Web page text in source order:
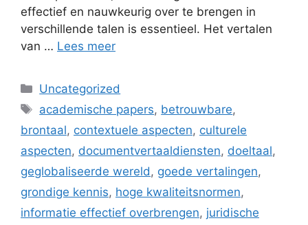
effectief en nauwkeurig over te brengen in
verschillende talen is essentieel. Het vertalen
van … Lees meer
Categorieën
Uncategorized
Tags
academische papers, betrouwbare,
brontaal, contextuele aspecten, culturele
aspecten, documentvertaaldiensten, doeltaal,
geglobaliseerde wereld , goede vertalingen,
grondige kennis, hoge kwaliteitsnormen,
informatie effectief overbrengen, juridische